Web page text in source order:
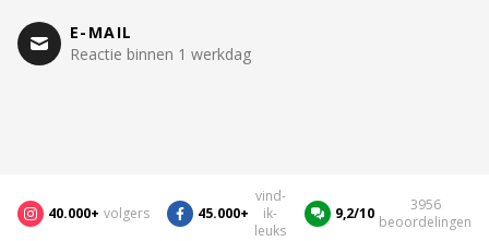
E-MAIL
Reactie binnen 1 werkdag
40.000+ volgers 45.000+
vind-
ik-
leuks
9,2/10
3956
beoordelingen